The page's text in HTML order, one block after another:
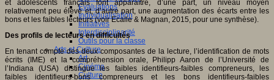
Evaluations
Individualisation
Initiatives
Interdisciplinarité
Outils pour la classe
Arts et Culture
Art
Cinéma
Culture
et adolescents français font apparaître, d’une part, un niveau moyen
relativement peu élevé et, d’autre part, une augmentation des écarts entre les
bons et les faibles lecteurs (voir Ecalle & Magnan, 2015, pour une synthèse).
Des profils de lecteurs en difficultés
En tenant compte des deux composantes de la lecture, l’identification de mots
écrits (IME) et la compréhension orale, Philipp Aaron de l’Université de
l’Indiana (USA) distingue les faibles identifieurs-faibles compreneurs, les
faibles identifieurs-bons compreneurs et les bons identifieurs-faibles